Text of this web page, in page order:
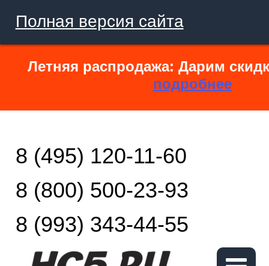
Полная версия сайта
Летняя распродажа: Дарим
подробнее
8 (495) 120-11-60
8 (800) 500-23-93
8 (993) 343-44-55